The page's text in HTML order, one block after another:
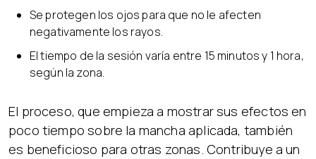
Se protegen los ojos para que no le afecten
negativamente los rayos.
El tiempo de la sesión varía entre 15 minutos y 1 hora,
según la zona.
El proceso, que empieza a mostrar sus efectos en
poco tiempo sobre la mancha aplicada, también
es beneficioso para otras zonas. Contribuye a un